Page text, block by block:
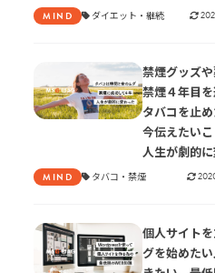
MIND ダイエット 継続
禁煙グッズ
禁煙４年目を
タバコを止
今伝えたい
人生が劇的に
MIND タバコ 禁煙
個人サイト
グを始めた